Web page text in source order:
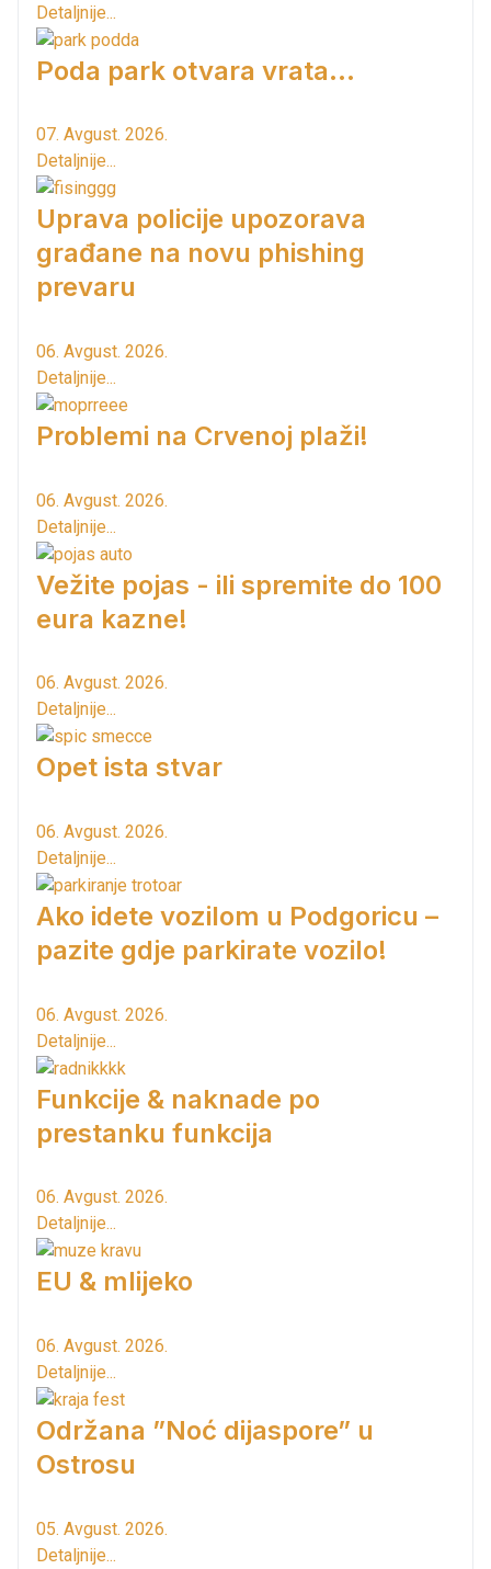
Detaljnije...
Poda park otvara vrata...
07. Avgust. 2026.
Detaljnije...
Uprava policije upozorava
građane na novu phishing
prevaru
06. Avgust. 2026.
Detaljnije...
Problemi na Crvenoj plaži!
06. Avgust. 2026.
Detaljnije...
Vežite pojas - ili spremite do 100
eura kazne!
06. Avgust. 2026.
Detaljnije...
Opet ista stvar
06. Avgust. 2026.
Detaljnije...
Ako idete vozilom u Podgoricu –
pazite gdje parkirate vozilo!
06. Avgust. 2026.
Detaljnije...
Funkcije & naknade po
prestanku funkcija
06. Avgust. 2026.
Detaljnije...
EU & mlijeko
06. Avgust. 2026.
Detaljnije...
Održana ”Noć dijaspore” u
Ostrosu
05. Avgust. 2026.
Detaljnije...